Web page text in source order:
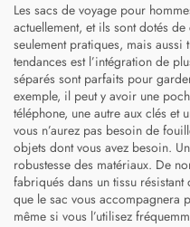
Les sacs de voyage pour
actuellement, et ils sont dotés
seulement pratiques, mais aussi
tendances est l’intégration de
séparés sont parfaits pour
exemple, il peut y avoir une
téléphone, une autre aux clés et
vous n’aurez pas besoin de
objets dont vous avez besoin.
robustesse des matériaux. De
fabriqués dans un tissu
que le sac vous accompagnera
même si vous l’utilisez